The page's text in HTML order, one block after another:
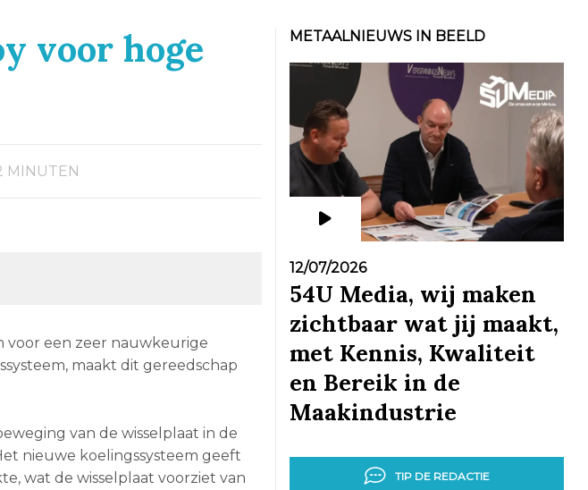
voor hoge
MINUTEN
voor een zeer nauwkeurige
maakt dit gereedschap
van de wisselplaat in de
nieuwe koelingssysteem geeft
wat de wisselplaat voorziet van
METAALNIEUWS IN BEELD
12/07/2026
54U Media, wij maken
zichtbaar wat jij maakt,
met Kennis, Kwaliteit
en Bereik in de
Maakindustrie
TIP DE REDACTIE